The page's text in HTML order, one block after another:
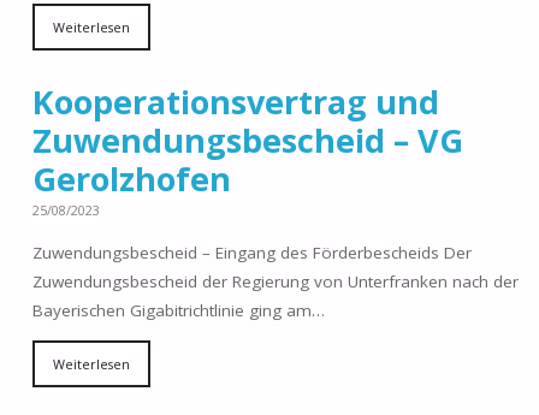
Weiterlesen
Kooperationsvertrag und
Zuwendungsbescheid – VG
Gerolzhofen
25/08/2023
Zuwendungsbescheid – Eingang des Förderbescheids Der
Zuwendungsbescheid der Regierung von Unterfranken nach der
Bayerischen Gigabitrichtlinie ging am…
Weiterlesen